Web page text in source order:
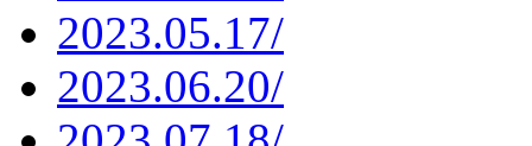
2023.05.17/
2023.06.20/